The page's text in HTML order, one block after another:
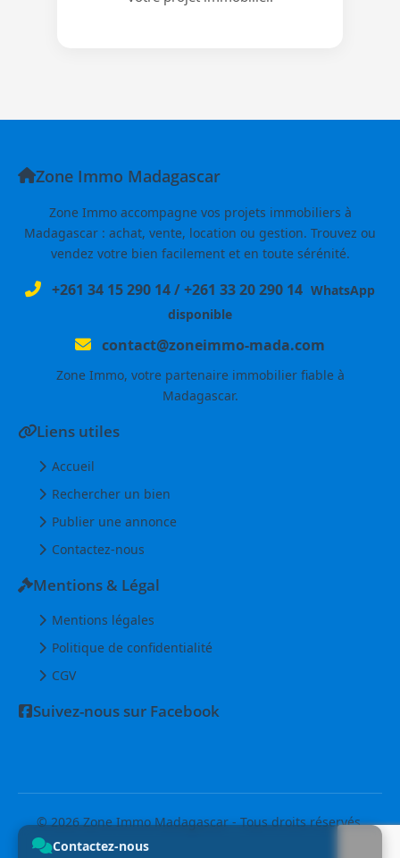
Zone Immo Madagascar
Zone Immo accompagne vos projets immobiliers à
Madagascar : achat, vente, location ou gestion. Trouvez ou
vendez votre bien facilement et en toute sérénité.
+261 34 15 290 14/+261 33 20 290 14 WhatsApp
disponible
contact@zoneimmo-mada.com
Zone Immo, votre partenaire immobilier fiable à
Madagascar.
Liens utiles
Accueil
Rechercher un bien
Publier une annonce
Contactez-nous
Mentions & Légal
Mentions légales
Politique de confidentialité
CGV
Suivez-nous sur Facebook
© 2026 Zone Immo Madagascar - Tous droits réservés.
Contactez-nous